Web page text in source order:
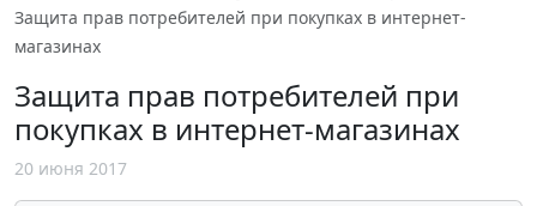
Защита прав потребителей при покупках в интернет-
магазинах
Защита прав потребителей при
покупках в интернет-магазинах
20 июня 2017